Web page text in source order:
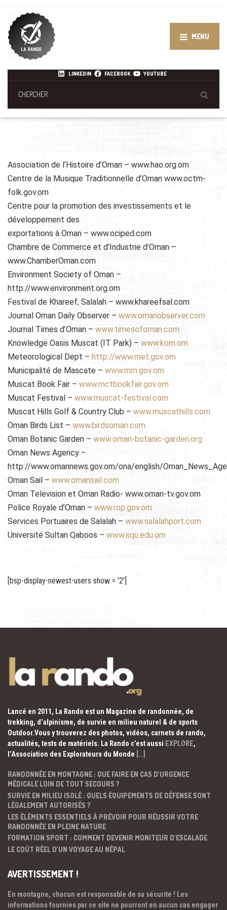
MENU
LINKEDIN FACEBOOK YOUTUBE
Association de l’Histoire d’Oman – www.hao.org.om
Centre de la Musique Traditionnelle d’Oman www.octm-
folk.gov.om
Centre pour la promotion des investissements et le
développement des
exportations à Oman – www.ociped.com
Chambre de Commerce et d’Industrie d’Oman –
www.ChamberOman.com
Environment Society of Oman –
http://www.environment.org.om
Festival de Khareef, Salalah – www.khareefsal.com
Journal Oman Daily Observer – www.omanobserver.com
Journal Times d’Oman – www.timesofoman.com
Knowledge Oasis Muscat (IT Park) – www.kom.om
Meteorological Dept – http://www.met.gov.om
Municipalité de Mascate – www.mm.gov.om
Muscat Book Fair – www.mctbookfair.gov.om
Muscat Festival – www.muscat-festival.com
Muscat Hills Golf & Country Club – www.muscathills.com
Oman Birds List – www.birdsoman.com
Oman Botanic Garden – www.oman-botanic-garden.org
Oman News Agency –
http://www.omannews.gov.om/ona/english/
Oman Sail – www.omansail.com
Oman Television et Oman Radio- www.oman-tv.gov.om
Police Royale d’Oman – www.rop.gov.om
Services Portuaires de Salalah – www.salalahport.com
Université Sultan Qaboos – www.squ.edu.om
[bsp-display-newest-users show = '2']
Lancé en 2011, La Rando est un Magazine de randonnée, de
trekking, d’alpinisme, de survie en milieu naturel & de sports
Outdoor.Vous y trouverez des photos, vidéos, carnets de rando,
actualités, tests de matériels. La Rando c’est aussi EXPLORE,
l’Association des Explorateurs du Monde […]
RANDONNÉE EN MONTAGNE : QUE FAIRE EN CAS D’URGENCE
MÉDICALE LOIN DE TOUT SECOURS ?
SURVIE EN MILIEU ISOLÉ : QUELS ÉQUIPEMENTS DE DÉFENSE SONT
LÉGALEMENT AUTORISÉS ?
LES ÉLÉMENTS ESSENTIELS À PRÉVOIR POUR RÉUSSIR VOTRE
RANDONNÉE EN PLEINE NATURE
FORMATION SPORT : COMMENT DEVENIR MONITEUR D’ESCALADE
LE COÛT RÉEL D’UN VOYAGE AU NÉPAL
AVERTISSEMENT !
En montagne, chacun est responsable de sa sécurité ! Les
informations fournies par ce site ne pourront en aucun cas engager